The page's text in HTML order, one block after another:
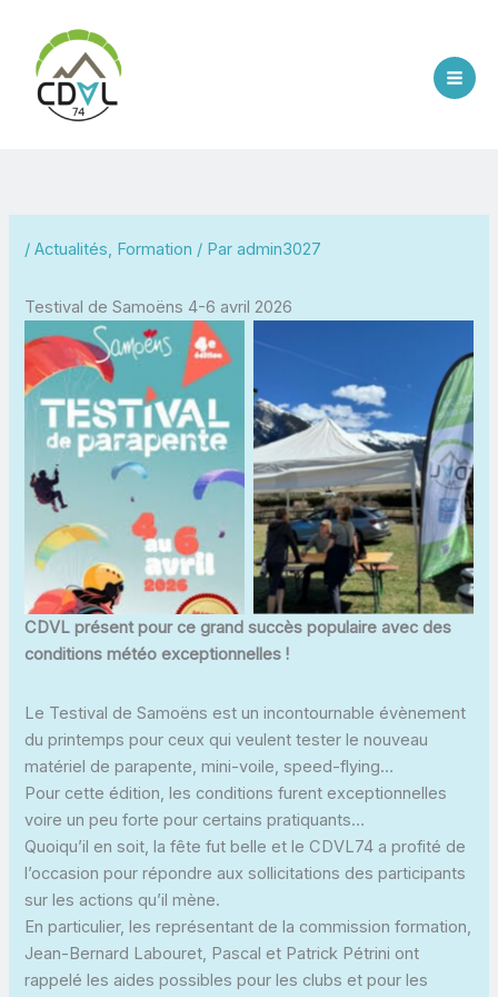
contenu
/Actualités, Formation / Paradmin3027
Testival de Samoëns 4-6 avril 2026
Aucune légende Aucune légende
CDVL présent pour ce grand succès populaire avec des
conditions météo exceptionnelles !
Le Testival de Samoëns est un incontournable évènement
du printemps pour ceux qui veulent tester le nouveau
matériel de parapente, mini-voile, speed-flying…
Pour cette édition, les conditions furent exceptionnelles
voire un peu forte pour certains pratiquants…
Quoiqu’il en soit, la fête fut belle et le CDVL74 a profité de
l’occasion pour répondre aux sollicitations des participants
sur les actions qu’il mène.
En particulier, les représentant de la commission formation,
Jean-Bernard Labouret, Pascal et Patrick Pétrini ont
rappelé les aides possibles pour les clubs et pour les